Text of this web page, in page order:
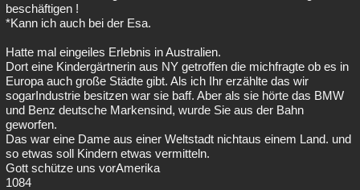
beschäftigen !
*Kann ich auch bei der Esa.
Hatte mal eingeiles Erlebnis in Australien.
Dort eine Kindergärtnerin aus NY getroffen die michfragte ob es in
Europa auch große Städte gibt. Als ich Ihr erzählte das wir
sogarIndustrie besitzen war sie baff. Aber als sie hörte das BMW
und Benz deutsche Markensind, wurde Sie aus der Bahn
geworfen.
Das war eine Dame aus einer Weltstadt nichtaus einem Land. und
so etwas soll Kindern etwas vermitteln.
Gott schütze uns vorAmerika
1084